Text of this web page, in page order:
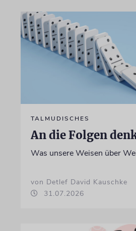
TALMUDISCHES
An die Folgen
Was unsere Weisen über
von Detlef David Kauschke
31.07.2026